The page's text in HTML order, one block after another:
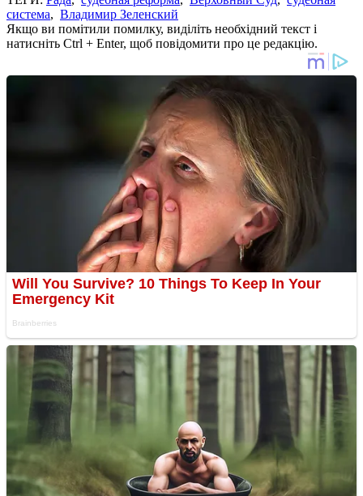
система, Владимир Зеленский
Якщо ви помітили помилку, виділіть необхідний текст і
натисніть Ctrl + Enter, щоб повідомити про це редакцію.